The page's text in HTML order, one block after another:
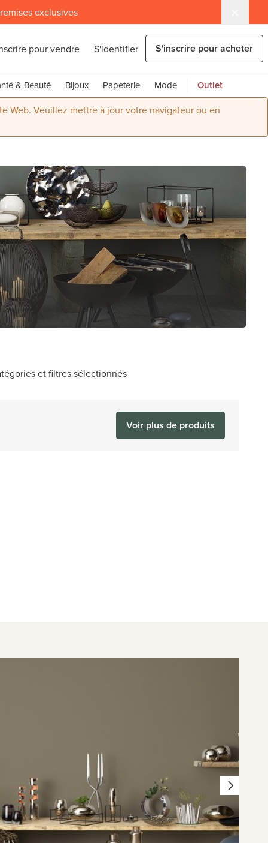
exclusives
pour vendre S'identifier S'inscrire pour acheter
& Beauté Bijoux Papeterie Mode Outlet
Web. Veuillez mettre à jour votre navigateur ou en
et filtres sélectionnés
Voir plus de produits